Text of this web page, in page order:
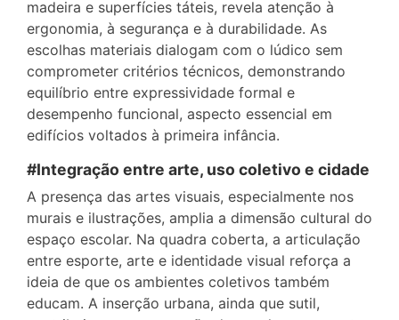
madeira e superfícies táteis, revela atenção à
ergonomia, à segurança e à durabilidade. As
escolhas materiais dialogam com o lúdico sem
comprometer critérios técnicos, demonstrando
equilíbrio entre expressividade formal e
desempenho funcional, aspecto essencial em
edifícios voltados à primeira infância.
#Integração entre arte, uso coletivo e cidade
A presença das artes visuais, especialmente nos
murais e ilustrações, amplia a dimensão cultural do
espaço escolar. Na quadra coberta, a articulação
entre esporte, arte e identidade visual reforça a
ideia de que os ambientes coletivos também
educam. A inserção urbana, ainda que sutil,